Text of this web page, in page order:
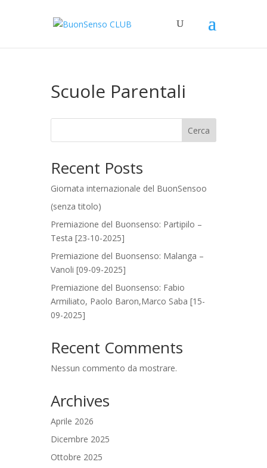
Scuole Parentali
Cerca
Recent Posts
Giornata internazionale del BuonSensoo
(senza titolo)
Premiazione del Buonsenso: Partipilo –
Testa [23-10-2025]
Premiazione del Buonsenso: Malanga –
Vanoli [09-09-2025]
Premiazione del Buonsenso: Fabio
Armiliato, Paolo Baron,Marco Saba [15-
09-2025]
Recent Comments
Nessun commento da mostrare.
Archives
Aprile 2026
Dicembre 2025
Ottobre 2025